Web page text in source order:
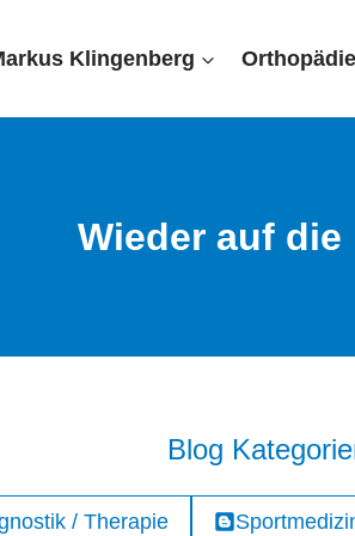
Klingenberg Orthopädie
Wieder auf die
Blog
/ Therapie